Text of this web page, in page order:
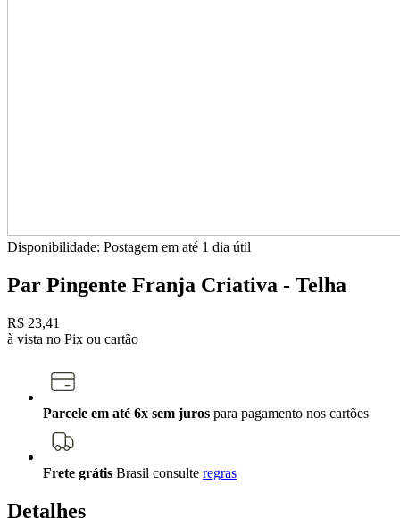
Disponibilidade: Postagem em até 1 dia útil
Par Pingente Franja Criativa - Telha
R$ 23,41
à vista no Pix ou cartão
Parcele em até 6x sem juros para pagamento nos cartões
Frete grátis Brasil consulte regras
Detalhes